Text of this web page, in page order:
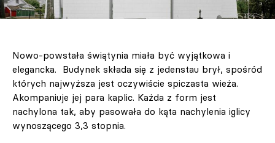
Nowo-powstała świątynia miała być wyjątkowa i
elegancka. Budynek składa się z jedenstau brył, spośród
których najwyższa jest oczywiście spiczasta wieża.
Akompaniuje jej para kaplic. Każda z form jest
nachylona tak, aby pasowała do kąta nachylenia iglicy
wynoszącego 3,3 stopnia.